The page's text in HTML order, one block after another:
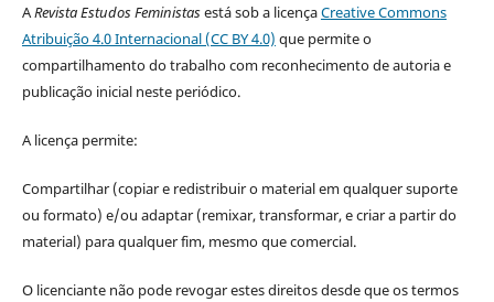
ARevista Estudos Feministasestá sob a licençaCreative Commons
Atribuição 4.0 Internacional (CC BY 4.0) que permite o
compartilhamento do trabalho com reconhecimento de autoria e
publicação inicial neste periódico.
A licença permite:
Compartilhar (copiar e redistribuir o material em qualquer suporte
ou formato) e/ou adaptar (remixar, transformar, e criar a partir do
material) para qualquer fim, mesmo que comercial.
O licenciante não pode revogar estes direitos desde que os termos